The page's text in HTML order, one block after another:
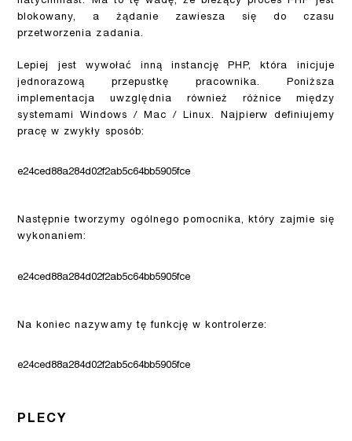
blokowany, a żądanie zawiesza się do czasu
przetworzenia zadania.
Lepiej jest wywołać inną instancję PHP, która inicjuje
jednorazową przepustkę pracownika. Poniższa
implementacja uwzględnia również różnice między
systemami Windows / Mac / Linux. Najpierw definiujemy
pracę w zwykły sposób:
e24ced88a284d02f2ab5c64bb5905fce
Następnie tworzymy ogólnego pomocnika, który zajmie się
wykonaniem:
e24ced88a284d02f2ab5c64bb5905fce
Na koniec nazywamy tę funkcję w kontrolerze:
e24ced88a284d02f2ab5c64bb5905fce
PLECY